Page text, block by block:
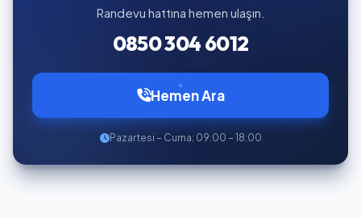
Randevu hattına hemen ulaşın.
0850 304 6012
Hemen Ara
Pazartesi – Cuma: 09:00 – 18:00